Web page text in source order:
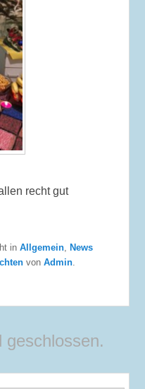
recht gut
inAllgemein, News
vonAdmin.
geschlossen.